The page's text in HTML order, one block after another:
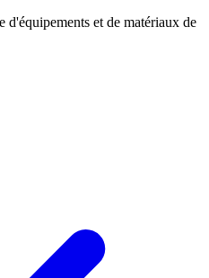
d'équipements et de matériaux de